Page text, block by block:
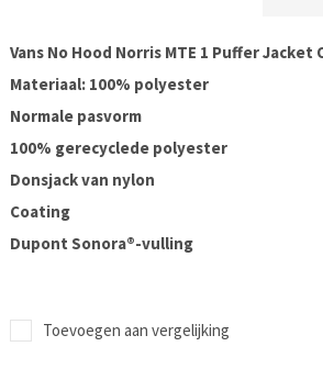
Vans No Hood Norris MTE 1 Puffer Jacket
Materiaal: 100% polyester
Normale pasvorm
100% gerecyclede polyester
Donsjack van nylon
Coating
Dupont Sonora®-vulling
Toevoegen aan vergelijking